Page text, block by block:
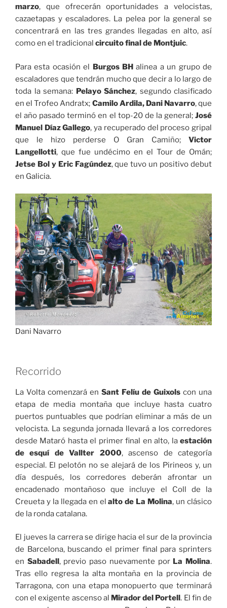
marzo, que ofrecerán oportunidades a velocistas,
cazaetapas y escaladores. La pelea por la general se
concentrará en las tres grandes llegadas en alto, así
como en el tradicional circuito final de Montjuic.
Para esta ocasión el Burgos BH alinea a un grupo de
escaladores que tendrán mucho que decir a lo largo de
toda la semana: Pelayo Sánchez, segundo clasificado
en el Trofeo Andratx; Camilo Ardila, Dani Navarro, que
el año pasado terminó en el top-20 de la general; José
Manuel Díaz Gallego, ya recuperado del proceso gripal
que le hizo perderse O Gran Camiño; Victor
Langellotti, que fue undécimo en el Tour de Omán;
Jetse Bol y Eric Fagúndez, que tuvo un positivo debut
en Galicia.
Dani Navarro
Recorrido
La Volta comenzará en Sant Felíu de Guixols con una
etapa de media montaña que incluye hasta cuatro
puertos puntuables que podrían eliminar a más de un
velocista. La segunda jornada llevará a los corredores
desde Mataró hasta el primer final en alto, la estación
de esquí de Vallter 2000, ascenso de categoría
especial. El pelotón no se alejará de los Pirineos y, un
día después, los corredores deberán afrontar un
encadenado montañoso que incluye el Coll de la
Creueta y la llegada en elalto de La Molina, un clásico
de la ronda catalana.
El jueves la carrera se dirige hacia el sur de la provincia
de Barcelona, buscando el primer final para sprinters
en Sabadell, previo paso nuevamente por La Molina.
Tras ello regresa la alta montaña en la provincia de
Tarragona, con una etapa monopuerto que terminará
con el exigente ascenso al Mirador del Portell. El fin de